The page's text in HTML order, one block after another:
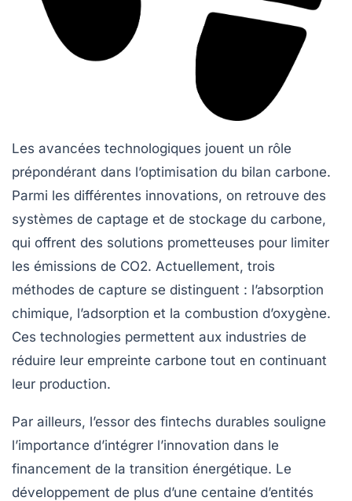
Les avancées technologiques jouent un rôle
prépondérant dans l’optimisation du bilan carbone.
Parmi les différentes innovations, on retrouve des
systèmes de captage et de stockage du carbone,
qui offrent des solutions prometteuses pour limiter
les émissions de CO2. Actuellement, trois
méthodes de capture se distinguent : l’absorption
chimique, l’adsorption et la combustion d’oxygène.
Ces technologies permettent aux industries de
réduire leur empreinte carbone tout en continuant
leur production.
Par ailleurs, l’essor des fintechs durables souligne
l’importance d’intégrer l’innovation dans le
financement de la transition énergétique. Le
développement de plus d’une centaine d’entités